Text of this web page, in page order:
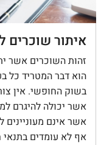
איתור
זהות השוכרים אשר
הוא דבר המטריד כל
בשוק החופשי. אין
אשר יכולה להיגרם
אשר אינם מעוניינים
אף לא עומדים בתנאי